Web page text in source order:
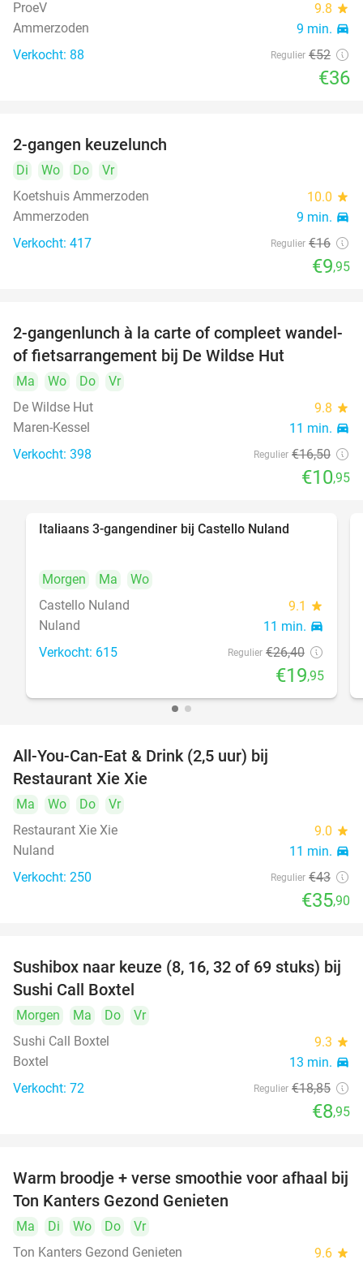
ProeV 9.8 star
Ammerzoden 9 min. directions_car
Verkocht: 88 Regulier €52
€36
2-gangen keuzelunch
Di Wo Do
Vr
Koetshuis Ammerzoden
10.0 star
Ammerzoden 9 min. directions_car
Verkocht: 417 Regulier €16
€9,95
34%
2-gangenlunch à la carte of compleet wandel-
of fietsarrangement bij De Wildse Hut
Ma Wo Do
Vr
De Wildse Hut
9.8 star
Maren-Kessel 11 min. directions_car
Verkocht: 398 Regulier €16,50
€10,95
Italiaans 3-gangendiner bij Castello Nuland
Morgen Ma
Wo
Castello Nuland
9.1 star
Nuland 11 min. directions_car
Verkocht: 615 Regulier €26,40
€19,95
All-You-Can-Eat & Drink (2,5 uur) bij
Restaurant Xie Xie
Ma Wo Do
Vr
Restaurant Xie Xie
9.0 star
Nuland 11 min. directions_car
Verkocht: 250 Regulier €43
€35,90
53%
Sushibox naar keuze (8, 16, 32 of 69 stuks) bij
Sushi Call Boxtel
Morgen Ma Do
Vr
Sushi Call Boxtel
9.3 star
Boxtel 13 min. directions_car
Verkocht: 72 Regulier €18,85
€8,95
43%
Warm broodje + verse smoothie voor afhaal bij
Ton Kanters Gezond Genieten
Ma Di Wo Do
Vr
Ton Kanters Gezond Genieten
9.6 star